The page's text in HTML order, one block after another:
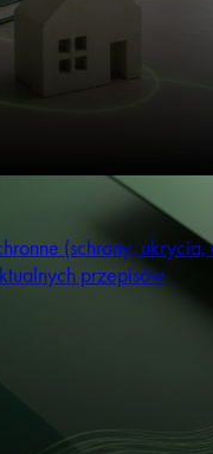
(schrony,
przepisów